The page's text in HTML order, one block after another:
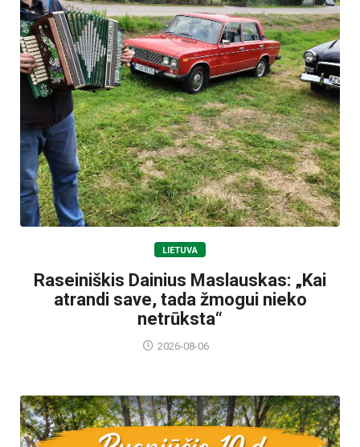
LIETUVA
Raseiniškis Dainius Maslauskas: „Kai
atrandi save, tada žmogui nieko
netrūksta“
2026-08-06